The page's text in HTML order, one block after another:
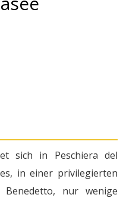
sich in Peschiera del
in einer privilegierten
nur wenige